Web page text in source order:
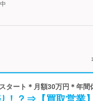
タート＊月額30万円＊年間